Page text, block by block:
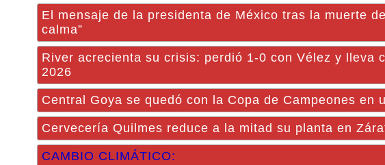
El mensaje de la presidenta de México tras la muerte
calma”
River acrecienta su crisis: perdió 1-0 con Vélez y lleva
2026
Central Goya se quedó con la Copa de Campeones en
Cervecería Quilmes reduce a la mitad su planta en
CAMBIO CLIMÁTICO: